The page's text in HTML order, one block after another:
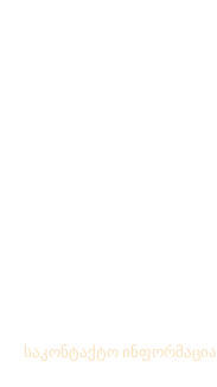
საკონტაქტო ინფორმაცია